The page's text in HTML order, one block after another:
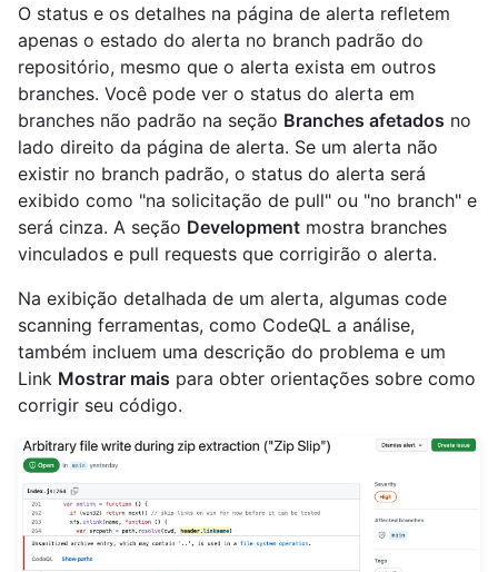
O status e os detalhes na página de alerta refletem
apenas o estado do alerta no branch padrão do
repositório, mesmo que o alerta exista em outros
branches. Você pode ver o status do alerta em
branches não padrão na seção Branches afetados no
lado direito da página de alerta. Se um alerta não
existir no branch padrão, o status do alerta será
exibido como "na solicitação de pull" ou "no branch" e
será cinza. A seção Development mostra branches
vinculados e pull requests que corrigirão o alerta.
Na exibição detalhada de um alerta, algumas code
scanning ferramentas, como CodeQL a análise,
também incluem uma descrição do problema e um
Link Mostrar mais para obter orientações sobre como
corrigir seu código.